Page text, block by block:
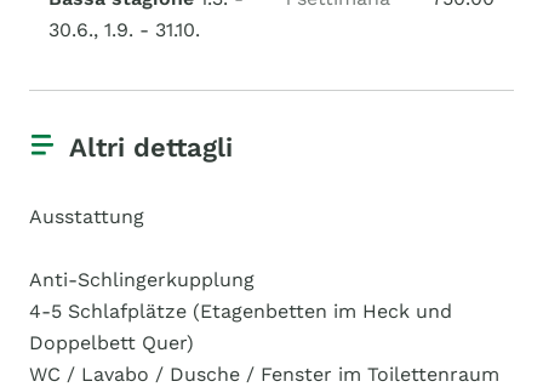
30.6., 1.9. - 31.10.
Altri dettagli
Ausstattung
Anti-Schlingerkupplung
4-5 Schlafplätze (Etagenbetten im Heck und
Doppelbett Quer)
WC / Lavabo / Dusche / Fenster im Toilettenraum